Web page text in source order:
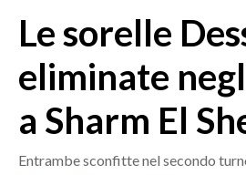
ORISTANO E PROVINCIA
GALLURA
NUORO E PROVINCIA
OGLIASTRA
AGENDA
Le sorelle
eliminate
a Sharm El
Entrambe sconfitte nel secondo